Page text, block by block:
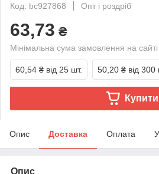
Код: bc927868
Опт і роздріб
63,73 ₴
Мінімальна сума замовлення на
60,54 ₴ від 25 шт. 50,20 ₴ від 300
Купити
Опис Доставка Оплата
Опис